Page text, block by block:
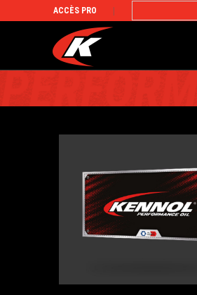
ACCÈS PRO
PRODUITS